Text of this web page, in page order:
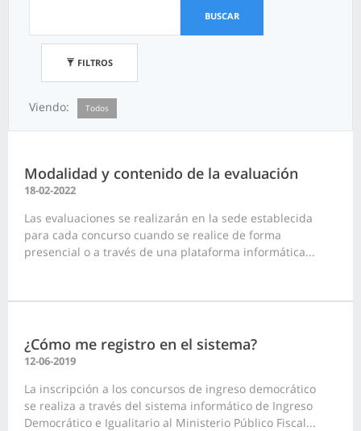
BUSCAR
FILTROS
Viendo: Todos
Modalidad y contenido de la evaluación
18-02-2022
Las evaluaciones se realizarán en la sede establecida
para cada concurso cuando se realice de forma
presencial o a través de una plataforma informática...
¿Cómo me registro en el sistema?
12-06-2019
La inscripción a los concursos de ingreso democrático
se realiza a través del sistema informático de Ingreso
Democrático e Igualitario al Ministerio Público Fiscal...